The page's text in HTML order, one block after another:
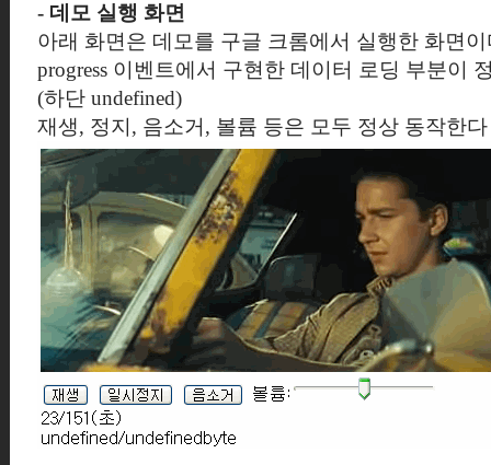
- 데모 실행 화면
아래 화면은 데모를 구글 크롬에서 실행한 화면이
progress 이벤트에서 구현한 데이터 로딩 부분이
(하단 undefined)
재생, 정지, 음소거, 볼륨 등은 모두 정상 동작한다